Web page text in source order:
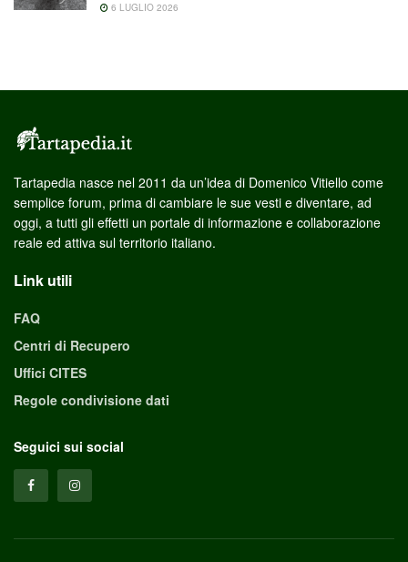
6 LUGLIO 2026
Tartapedia nasce nel 2011 da un’idea di Domenico Vitiello come
semplice forum, prima di cambiare le sue vesti e diventare, ad
oggi, a tutti gli effetti un portale di informazione e collaborazione
reale ed attiva sul territorio italiano.
Link utili
FAQ
Centri di Recupero
Uffici CITES
Regole condivisione dati
Seguici sui social